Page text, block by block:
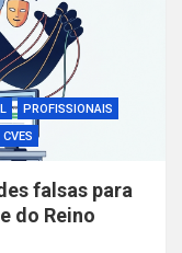
PROFISSIONAIS
falsas para
do Reino